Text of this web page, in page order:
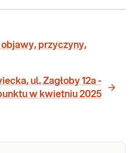
objawy, przyczyny,
ul. Zagłoby 12a -
w kwietniu 2025